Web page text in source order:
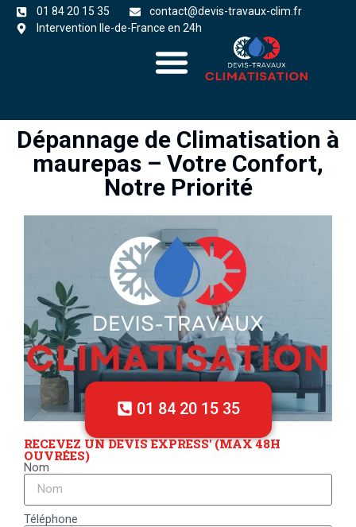
01 84 20 15 35
contact@devis-travaux-clim.fr
Intervention Ile-de-France en 24h
Dépannage de Climatisation à
maurepas – Votre Confort,
Notre Priorité
01 84 20 15 35
RECEVEZ UN DEVIS EXPRESS' (MAX 48H
OUVRÉES)
Nom
Téléphone